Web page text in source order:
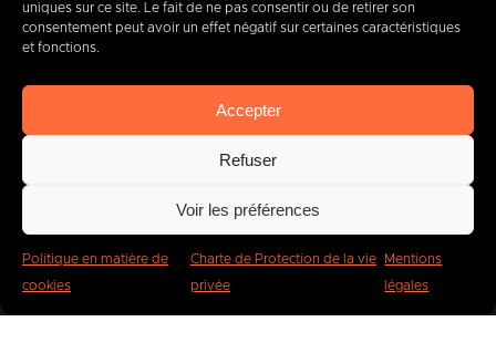
uniques sur ce site. Le fait de ne pas consentir ou de retirer son
consentement peut avoir un effet négatif sur certaines caractéristiques
et fonctions.
Accepter
Refuser
Voir les préférences
Politique en matière de
cookies
Charte de Protection de la vie
privée
Mentions
légales
info@imbc.be
Aujourd’hui, partenaire
entreprises.